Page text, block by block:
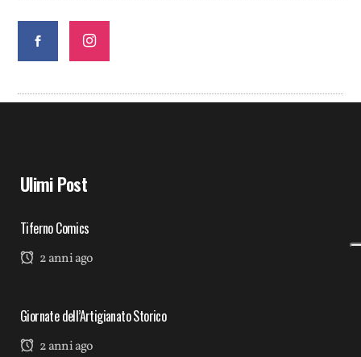
Ulimi Post
Tiferno Comics
2 anni ago
Giornate dell’Artigianato Storico
2 anni ago